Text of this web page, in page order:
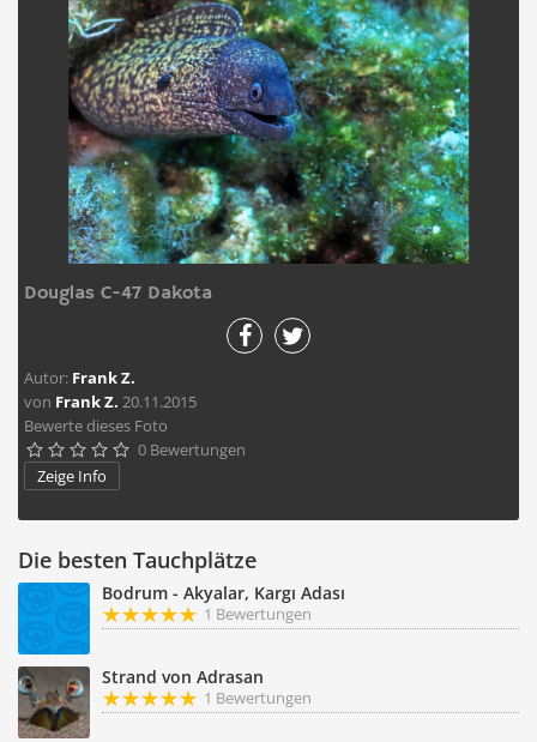
Douglas C-47 Dakota
Autor: Frank Z.
von Frank Z. 20.11.2015
Bewerte dieses Foto
     0 Bewertungen
Zeige Info
Die besten Tauchplätze
Bodrum - Akyalar, Kargı Adası
1 Bewertungen
Strand von Adrasan
1 Bewertungen